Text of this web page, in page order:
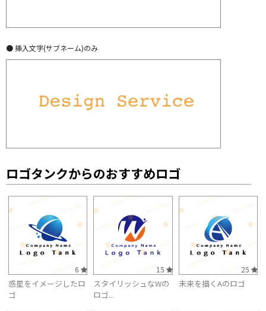
● 挿入文字(サブネーム)のみ
ロゴタンクからのおすすめロゴ
6
惑星をイメージしたロ
ゴ
15
スタイリッシュなWの
ロゴ...
25
未来を描くAのロゴ